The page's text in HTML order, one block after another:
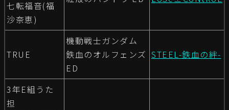
七転福音(福
沙奈恵)
TRUE
機動戦士ガンダム
鉄血のオルフェンズ
ED
STEEL-鉄血の絆-
3年E組うた
担